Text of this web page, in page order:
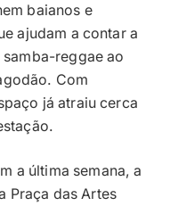
baianos e
ajudam a contar a
reggae ao
Com
já atraiu cerca
a última semana, a
Praça das Artes